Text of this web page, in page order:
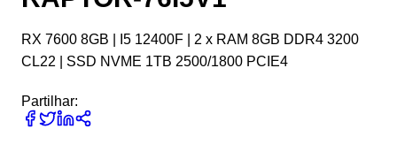
RX 7600 8GB | I5 12400F | 2 x RAM 8GB DDR4 3200
CL22 | SSD NVME 1TB 2500/1800 PCIE4
Partilhar: